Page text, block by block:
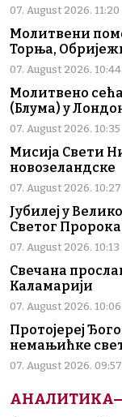
07. August 2026. 11:20
Молитвени
Торња,
07. August 2026. 10:44
Молитвено
(Блума) у
07. August 2026. 10:35
Мисија Свети
новозеландске
07. August 2026. 10:27
Јубилеј у
Светог Пророка
07. August 2026. 10:13
Свечана
Каламарији
07. August 2026. 10:06
Протојереј
немањићке
07. August 2026. 09:57
АНАЛИТИКА